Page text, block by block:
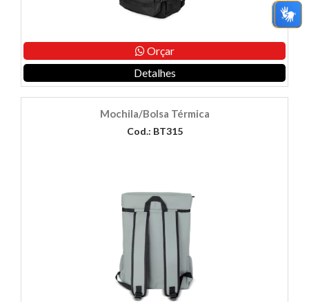
Orçar
Detalhes
Mochila/Bolsa Térmica
Cod.: BT315